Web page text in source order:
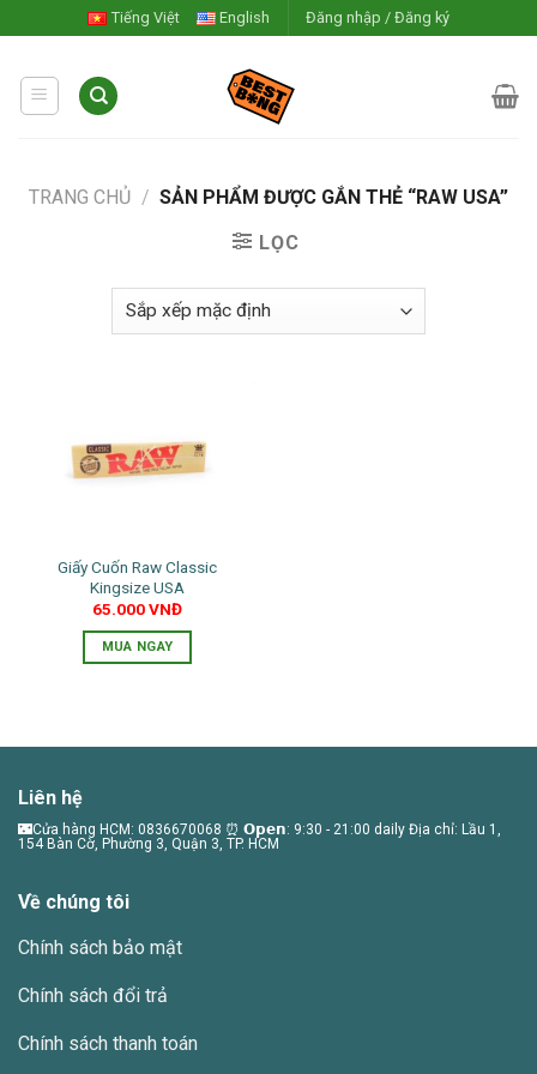
to
content
Tiếng Việt English Đăng nhập / Đăng ký
TRANG CHỦ / SẢN PHẨM ĐƯỢC GẮN THẺ “RAW USA”
LỌC
Giấy Cuốn Raw Classic
Kingsize USA
65.000VNĐ
MUA NGAY
Liên hệ
🌃Cửa hàng HCM: 0836670068 ⏰ 𝗢𝗽𝗲𝗻: 9:30 - 21:00 daily Địa chỉ: Lầu 1,
154 Bàn Cờ, Phường 3, Quận 3, TP. HCM
Về chúng tôi
Chính sách bảo mật
Chính sách đổi trả
Chính sách thanh toán